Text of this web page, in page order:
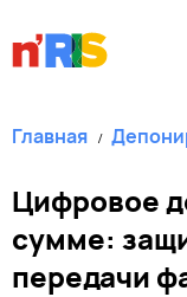
Главная
Цифровое
сумме:
передачи